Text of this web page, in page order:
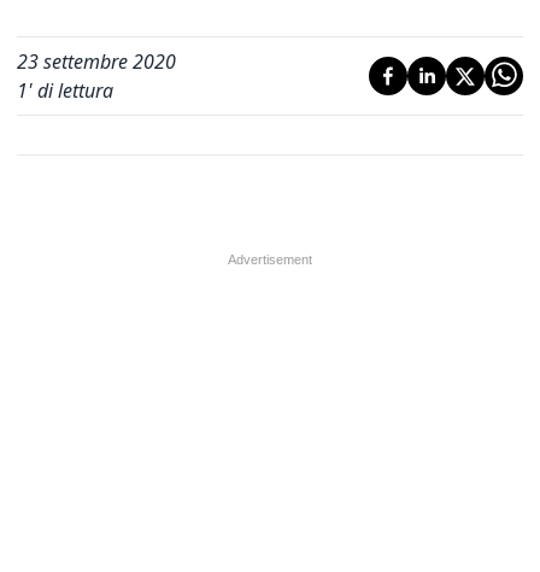
23 settembre 2020
1' di lettura